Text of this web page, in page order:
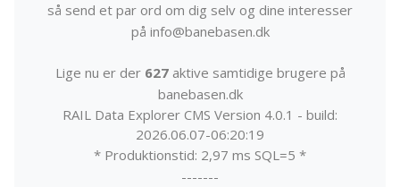
så send et par ord om dig selv og dine interesser
på info@banebasen.dk
Lige nu er der 627aktive samtidige brugere på
banebasen.dk
RAIL Data Explorer CMS Version 4.0.1 - build:
2026.06.07-06:20:19
* Produktionstid: 2,97 ms SQL=5 *
-------